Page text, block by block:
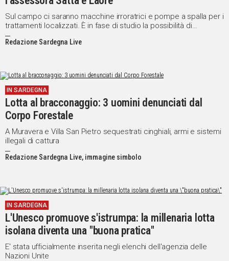
Sul campo ci saranno macchine irroratrici e pompe a spalla per i
trattamenti localizzati. È in fase di studio la possibilità di
intervenire con i droni
Redazione Sardegna Live
IN SARDEGNA
Lotta al bracconaggio: 3 uomini denunciati dal
Corpo Forestale
A Muravera e Villa San Pietro sequestrati cinghiali, armi e sistemi
illegali di cattura
Redazione Sardegna Live, immagine simbolo
IN SARDEGNA
L'Unesco promuove s'istrumpa: la millenaria lotta
isolana diventa una "buona pratica"
E' stata ufficialmente inserita negli elenchi dell'agenzia delle
Nazioni Unite